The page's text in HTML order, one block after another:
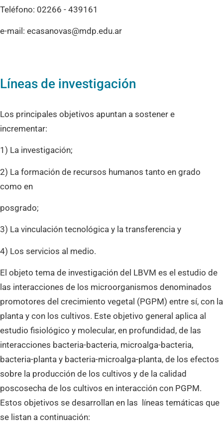
Teléfono: 02266 - 439161
e-mail: ecasanovas@mdp.edu.ar
Líneas de investigación
Los principales objetivos apuntan a sostener e
incrementar:
1) La investigación;
2) La formación de recursos humanos tanto en grado
como en
posgrado;
3) La vinculación tecnológica y la transferencia y
4) Los servicios al medio.
El objeto tema de investigación del LBVM es el estudio de
las interacciones de los microorganismos denominados
promotores del crecimiento vegetal (PGPM) entre sí, con la
planta y con los cultivos. Este objetivo general aplica al
estudio fisiológico y molecular, en profundidad, de las
interacciones bacteria-bacteria, microalga-bacteria,
bacteria-planta y bacteria-microalga-planta, de los efectos
sobre la producción de los cultivos y de la calidad
poscosecha de los cultivos en interacción con PGPM.
Estos objetivos se desarrollan en las líneas temáticas que
se listan a continuación: